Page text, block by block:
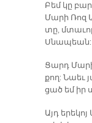
Բեմ կը
Մա­րի Ռոզ
տը,
Սնա­պեան:
Ցարդ
քող: Նաեւ
ցած եմ իր
Այդ